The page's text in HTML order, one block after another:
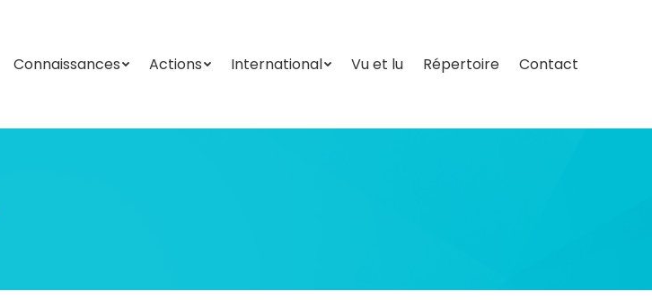
Connaissances Actions International Vu et lu Répertoire Contact